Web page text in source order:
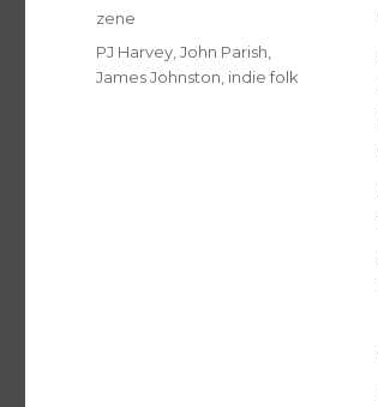
Témakör
zene
Kulcsszavak
PJ Harvey John Parish
James Johnston indie folk